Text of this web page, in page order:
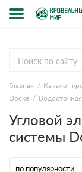
компании
и оплата
ответы
Главная Каталог
Docke
Угловой
системы